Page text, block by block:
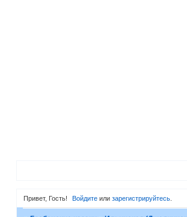
Привет, Гость! Войдите илизарегистрируйтесь